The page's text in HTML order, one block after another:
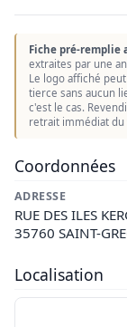
Fiche pré-
extraites par une
Le logo affiché
tierce sans aucun
c'est le cas.
retrait immédiat du
Coordonnées
ADRESSE
RUE DES ILES
35760 SAINT-
Localisation